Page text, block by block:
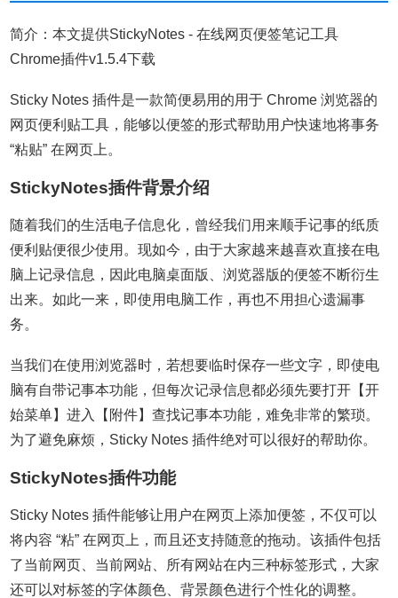
简介：本文提供StickyNotes - 在线网页便签笔记工具
Chrome插件v1.5.4下载
Sticky Notes 插件是一款简便易用的用于 Chrome 浏览器的
网页便利贴工具，能够以便签的形式帮助用户快速地将事务
“粘贴” 在网页上。
StickyNotes插件背景介绍
随着我们的生活电子信息化，曾经我们用来顺手记事的纸质
便利贴便很少使用。现如今，由于大家越来越喜欢直接在电
脑上记录信息，因此电脑桌面版、浏览器版的便签不断衍生
出来。如此一来，即使用电脑工作，再也不用担心遗漏事
务。
当我们在使用浏览器时，若想要临时保存一些文字，即使电
脑有自带记事本功能，但每次记录信息都必须先要打开【开
始菜单】进入【附件】查找记事本功能，难免非常的繁琐。
为了避免麻烦，Sticky Notes 插件绝对可以很好的帮助你。
StickyNotes插件功能
Sticky Notes 插件能够让用户在网页上添加便签，不仅可以
将内容 “粘” 在网页上，而且还支持随意的拖动。该插件包括
了当前网页、当前网站、所有网站在内三种标签形式，大家
还可以对标签的字体颜色、背景颜色进行个性化的调整。